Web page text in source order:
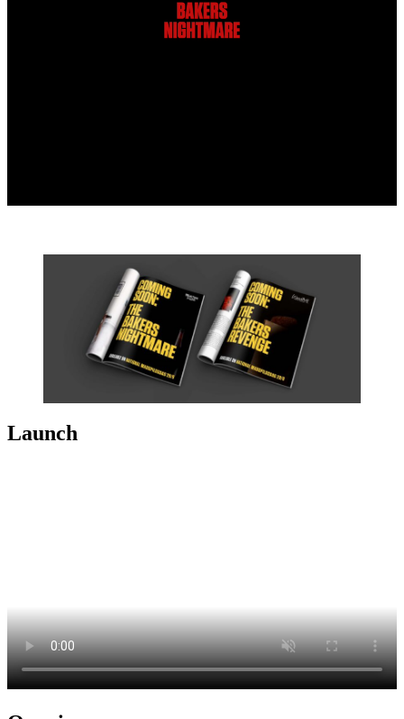
Launch